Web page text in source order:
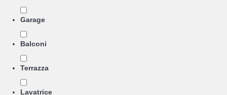
Garage
Balconi
Terrazza
Lavatrice